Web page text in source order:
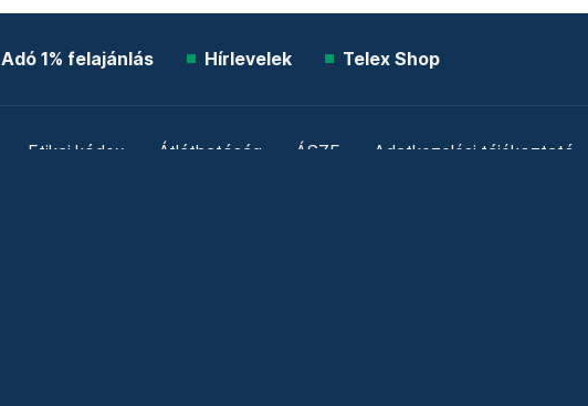
Adó 1% felajánlás Hírlevelek Telex Shop
Etikai kódex Átláthatóság ÁSZF Adatkezelési tájékoztató